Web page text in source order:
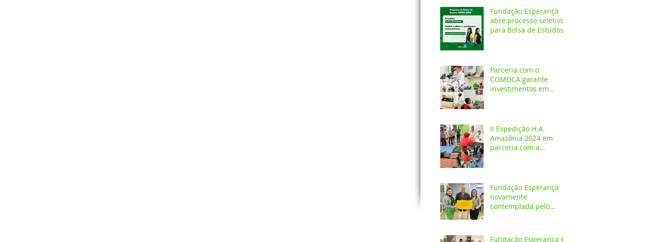
Fundação Esperança
abre processo seletivo
para Bolsa de Estudos
Parceria com o
COMDCA garante
investimentos em
II Expedição H.A.
Amazônia 2024 em
parceria com a
Fundação Esperança
novamente
contemplada pelo
Fundação Esperança é